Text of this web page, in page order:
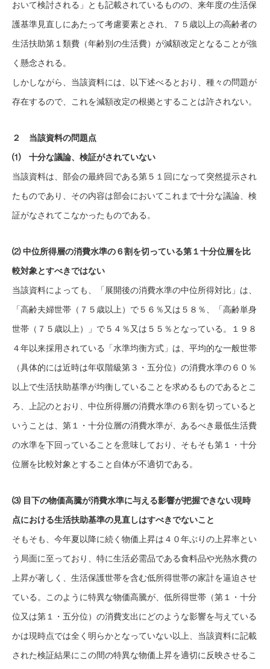
おいて検討される」とも記載されているものの、来年度の生活保
護基準見直しにあたって考慮要素とされ、７５歳以上の高齢者の
生活扶助第１類費（年齢別の生活費）が減額改定となることが強
く懸念される。
しかしながら、当該資料には、以下述べるとおり、種々の問題が
存在するので、これを減額改定の根拠とすることは許されない。
２ 当該資料の問題点
⑴ 十分な議論、検証がされていない
当該資料は、部会の最終回である第５１回になって突然提示され
たものであり、その内容は部会においてこれまで十分な議論、検
証がなされてこなかったものである。
⑵ 中位所得層の消費水準の６割を切っている第１十分位層を比
較対象とすべきではない
当該資料によっても、「展開後の消費水準の中位所得対比」は、
「高齢夫婦世帯（７５歳以上）で５６％又は５８％、「高齢単身
世帯（７５歳以上）」で５４％又は５５％となっている。１９８
４年以来採用されている「水準均衡方式」は、平均的な一般世帯
（具体的には近時は年収階級第３・五分位）の消費水準の６０％
以上で生活扶助基準が均衡していることを求めるものであるとこ
ろ、上記のとおり、中位所得層の消費水準の６割を切っていると
いうことは、第１・十分位層の消費水準が、あるべき最低生活費
の水準を下回っていることを意味しており、そもそも第１・十分
位層を比較対象とすること自体が不適切である。
⑶ 目下の物価高騰が消費水準に与える影響が把握できない現時
点における生活扶助基準の見直しはすべきでないこと
そもそも、今年夏以降に続く物価上昇は４０年ぶりの上昇率とい
う局面に至っており、特に生活必需品である食料品や光熱水費の
上昇が著しく、生活保護世帯を含む低所得世帯の家計を逼迫させ
ている。このように特異な物価高騰が、低所得世帯（第１・十分
位又は第１・五分位）の消費支出にどのような影響を与えている
かは現時点では全く明らかとなっていない以上、当該資料に記載
された検証結果にこの間の特異な物価上昇を適切に反映させるこ